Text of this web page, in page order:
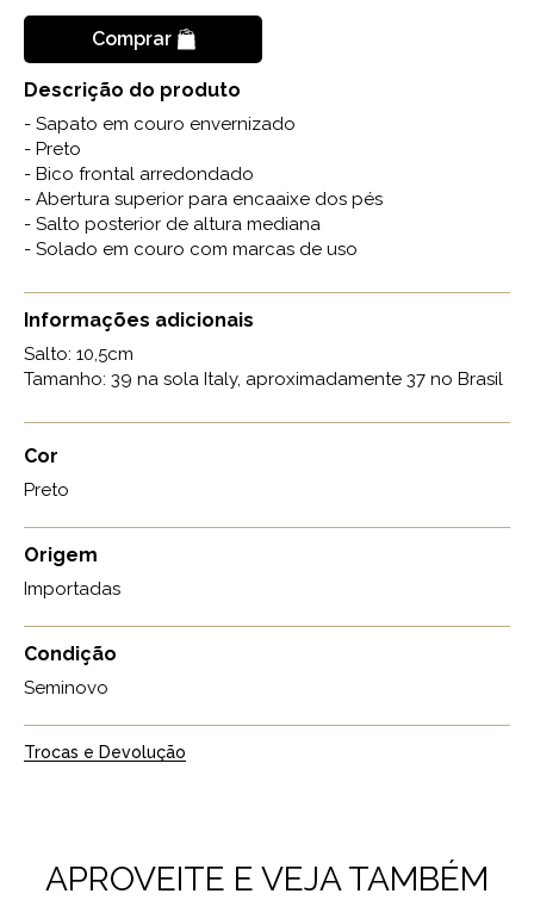
Comprar
Descrição do produto
- Sapato em couro envernizado
- Preto
- Bico frontal arredondado
- Abertura superior para encaaixe dos pés
- Salto posterior de altura mediana
- Solado em couro com marcas de uso
Informações adicionais
Salto: 10,5cm
Tamanho: 39 na sola Italy, aproximadamente 37 no Brasil
Cor
Preto
Origem
Importadas
Condição
Seminovo
Trocas e Devolução
APROVEITE E VEJA TAMBÉM